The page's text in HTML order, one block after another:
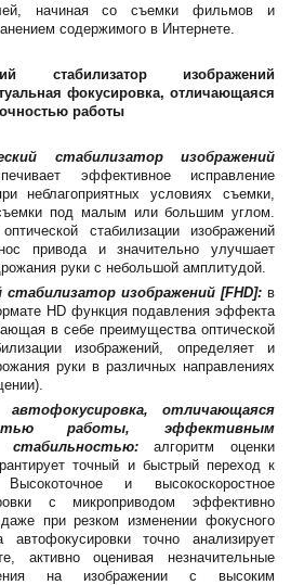
начиная со съемки фильмов и
содержимого в Интернете.
стабилизатор изображений
фокусировка, отличающаяся
работы
стабилизатор изображений
эффективное исправление
неблагоприятных условиях съемки,
под малым или большим углом.
стабилизации изображений
привода и значительно улучшает
руки с небольшой амплитудой.
стабилизатор изображений [FHD]: в
HD функция подавления эффекта
в себе преимущества оптической
изображений, определяет и
руки в различных направлениях
автофокусировка, отличающаяся
работы, эффективным
алгоритм оценки
точный и быстрый переход к
и высокоскоростное
с микроприводом эффективно
при резком изменении фокусного
автофокусировки точно анализирует
активно оценивая незначительные
на изображении с высоким